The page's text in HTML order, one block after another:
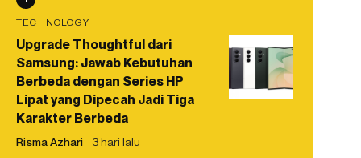
TECHNOLOGY
Upgrade Thoughtful dari
Samsung: Jawab Kebutuhan
Berbeda dengan Series HP
Lipat yang Dipecah Jadi Tiga
Karakter Berbeda
Risma Azhari 3 hari lalu